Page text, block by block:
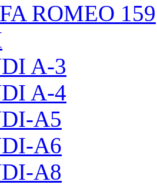
ROMEO 159
A-3
A-4
A5
A6
A8